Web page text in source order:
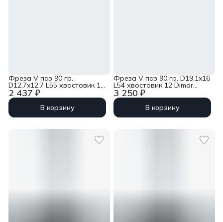
2 437 ₽
Фреза V паз 90 гр.
D12.7x12.7 L55 хвостовик 12
Dimar 1050109
В корзину
3 250 ₽
Фреза V паз 90 гр. D19.1x16
L54 хвостовик 12 Dimar
1050169
В корзину